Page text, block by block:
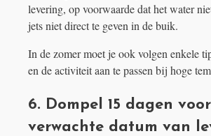
levering, op voorwaarde dat het water
jets niet direct te geven in de buik.
In de zomer moet je ook volgen enkele
en de activiteit aan te passen bij hoge
6. Dompel 15 dagen
verwachte datum van